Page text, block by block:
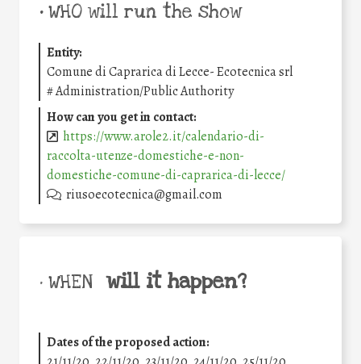
•WHO will run the show
Entity:
Comune di Caprarica di Lecce- Ecotecnica srl
#Administration/Public Authority
How can you get in contact:
https://www.arole2.it/calendario-di-
raccolta-utenze-domestiche-e-non-
domestiche-comune-di-caprarica-di-lecce/
riusoecotecnica@gmail.com
• WHEN will it happen?
Dates of the proposed action: